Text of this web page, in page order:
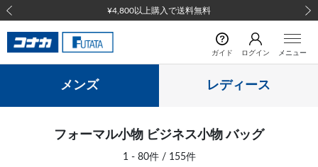
¥4,800以上購入で送料無料
前の画像
ガイド ログイン メニュー
メンズ レディース
フォーマル小物 ビジネス小物 バッグ
1 - 80件 / 155件